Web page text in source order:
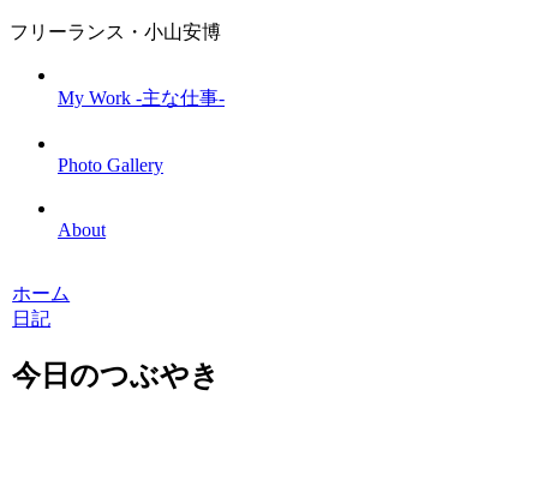
フリーランス・小山安博
My Work -主な仕事-
Photo Gallery
About
ホーム
日記
今日のつぶやき